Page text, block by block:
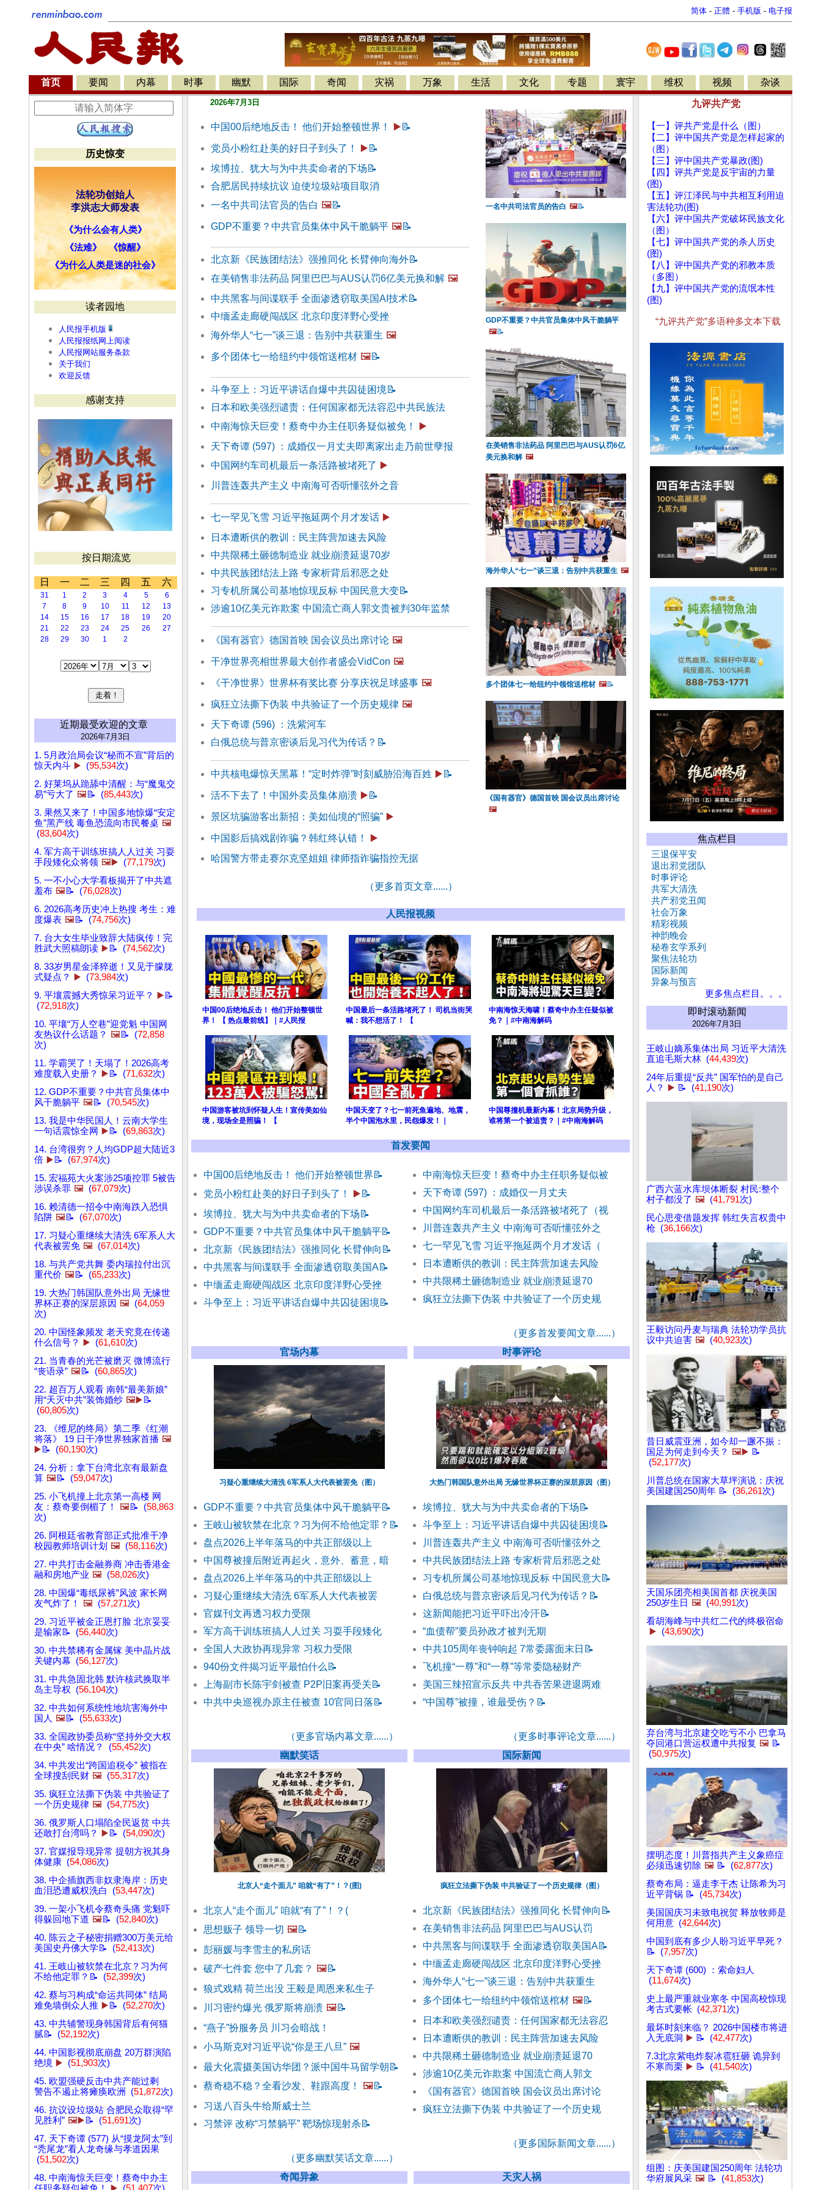
简体 - 正體 - 手机版 - 电子报
首页 要闻 内幕 时事 幽默 国际 奇闻 灾祸 万象 生活 文化 专题 寰宇 维权 视频 杂谈
历史惊变
法轮功创始人
李洪志大师发表
《为什么会有人类》
《法难》
《惊醒》
《为什么人类是迷的社会》
读者园地
人民报手机版
人民报报纸网上阅读
人民报网站服务条款
关于我们
欢迎反馈
感谢支持
按日期流览
日 一 二 三 四 五 六
31 1 2 3 4 5
6
7
8 9 10 11 12
13
14
15 16 17 18 19
20
21
22 23 24 25 26
27
28
29 30 1 2
近期最受欢迎的文章
2026年7月3日
1. 5月政治局会议“秘而不宣”背后的
惊天内斗 ▶️ (95,534次)
2. 好莱坞从跪舔中清醒：与“魔鬼交
易”亏大了 🖼️📝 (85,443次)
3. 果然又来了！中国多地惊爆“安定
鱼”黑产线 毒鱼恐流向市民餐桌 🖼️
(83,604次)
4. 军方高干训练班搞人人过关 习耍
手段矮化众将领 🖼️▶️ (77,179次)
5. 一不小心大学看板揭开了中共遮
羞布 🖼️📝 (76,028次)
6. 2026高考历史冲上热搜 考生：难
度爆表 🖼️📝 (74,756次)
7. 台大女生毕业致辞大陆疯传！完
胜武大照稿朗读 ▶️📝 (74,562次)
8. 33岁男星金泽猝逝！又见于朦胧
式疑点？
▶️ (73,984次)
9. 平壤震撼大秀惊呆习近平？
▶️📝
(72,918次)
10. 平壤“万人空巷”迎党魁 中国网
友热议什么话题？ 🖼️📝 (72,858
次)
11. 学霸哭了！天塌了！2026高考
难度载入史册？
▶️📝 (71,632次)
12. GDP不重要？中共官员集体中
风干脆躺平 🖼️📝 (70,545次)
13. 我是中华民国人！云南大学生
一句话震惊全网 ▶️📝 (69,863次)
14. 台湾很穷？人均GDP超大陆近3
倍 ▶️📝 (67,974次)
15. 宏福苑大火案涉25项控罪 5被告
涉误杀罪 🖼️ (67,079次)
16. 赖清德一招令中南海跌入恐惧
陷阱 🖼️📝 (67,070次)
17. 习疑心重继续大清洗 6军系人大
代表被罢免 🖼️ (67,014次)
18. 与共产党共舞 委内瑞拉付出沉
重代价 🖼️📝 (65,233次)
19. 大热门韩国队意外出局 无缘世
界杯正赛的深层原因 🖼️ (64,059
次)
20. 中国怪象频发 老天究竟在传递
什么信号？
▶️ (61,610次)
21. 当青春的光芒被磨灭 微博流行
“丧语录” 🖼️📝 (60,865次)
22. 超百万人观看 南韩“最美新娘”
用“天灭中共”装饰婚纱 🖼️▶️📝
(60,805次)
23. 《维尼的终局》第二季《红潮
将落》 19 日干净世界独家首播 🖼️
▶️📝 (60,190次)
24. 分析：拿下台湾北京有最新盘
算 🖼️📝 (59,047次)
25. 小飞机撞上北京第一高楼 网
友：蔡奇要倒楣了！
🖼️📝 (58,863
次)
26. 阿根廷省教育部正式批准干净
校园教师培训计划 🖼️ (58,116次)
27. 中共打击金融券商 冲击香港金
融和房地产业 🖼️ (58,026次)
28. 中国爆“毒纸尿裤”风波 家长网
友气炸了！
🖼️ (57,271次)
29. 习近平被金正恩打脸 北京妥妥
是输家📝 (56,440次)
30. 中共禁稀有金属镓 美中晶片战
关键内幕 (56,127次)
31. 中共急固北韩 默许核武换取半
岛主导权 (56,104次)
32. 中共如何系统性地坑害海外中
国人 🖼️📝 (55,633次)
33. 全国政协委员称“坚持外交大权
在中央” 啥情况？ (55,452次)
34. 中共发出“跨国追税令” 被指在
全球搜刮民财 🖼️ (55,317次)
35. 疯狂立法撕下伪装 中共验证了
一个历史规律 🖼️ (54,775次)
36. 俄罗斯人口塌陷全民返贫 中共
还敢打台湾吗？
▶️📝 (54,090次)
37. 官媒报导现异常 提朝方祝其身
体健康 (54,086次)
38. 中企插旗西非奴隶海岸：历史
血泪恐遭威权洗白 (53,447次)
39. 一架小飞机令蔡奇头痛 党魁吓
得躲回地下道 🖼️📝 (52,840次)
40. 陈云之子秘密捐赠300万美元给
美国史丹佛大学📝 (52,413次)
41. 王岐山被软禁在北京？习为何
不给他定罪？📝 (52,399次)
42. 蔡与习构成“命运共同体” 结局
难免墙倒众人推 ▶️📝 (52,270次)
43. 中共辅警现身韩国背后有何猫
腻📝 (52,192次)
44. 中国影视彻底崩盘 20万群演陷
绝境 ▶️ (51,903次)
45. 欧盟强硬反击中共产能过剩
警告不遏止将瘫痪欧洲 (51,872次)
46. 抗议设垃圾站 合肥民众取得“罕
见胜利” 🖼️▶️📝 (51,691次)
47. 天下奇谭 (577) 从“摸龙阿太”到
“秃尾龙”看人龙奇缘与孝道因果
(51,502次)
48. 中南海惊天巨变！蔡奇中办主
2026年7月3日
中国00后绝地反击！ 他们开始整顿世界！ ▶️ 📝
党员小粉红赴美的好日子到头了！ ▶️ 📝
埃博拉、犹大与为中共卖命者的下场 📝
合肥居民持续抗议 迫使垃圾站项目取消
一名中共司法官员的告白 🖼️📝
GDP不重要？中共官员集体中风干脆躺平 🖼️📝
北京新《民族团结法》强推同化 长臂伸向海外📝
在美销售非法药品 阿里巴巴与AUS认罚6亿美元换和解 🖼️
中共黑客与间谍联手 全面渗透窃取美国AI技术📝
中缅孟走廊硬闯战区 北京印度洋野心受挫
海外华人“七一”谈三退：告别中共获重生 🖼️
多个团体七一给纽约中领馆送棺材 🖼️📝
斗争至上：习近平讲话自爆中共囚徒困境 📝
日本和欧美强烈谴责：任何国家都无法容忍中共民族法
中南海惊天巨变！蔡奇中办主任职务疑似被免！
▶️
天下奇谭 (597) ：成婚仅一月丈夫即离家出走乃前世孽报
中国网约车司机最后一条活路被堵死了 ▶️
川普连轰共产主义 中南海可否听懂弦外之音
七一罕见飞雪 习近平拖延两个月才发话 ▶️
日本遭断供的教训：民主阵营加速去风险
中共限稀土砸德制造业 就业崩溃延退70岁
中共民族团结法上路 专家析背后邪恶之处
习专机所属公司基地惊现反标 中国民意大变📝
涉逾10亿美元诈欺案 中国流亡商人郭文贵被判30年监禁
《国有器官》德国首映 国会议员出席讨论 🖼️
干净世界亮相世界最大创作者盛会VidCon 🖼️
《干净世界》世界杯有奖比赛 分享庆祝足球盛事 🖼️
疯狂立法撕下伪装 中共验证了一个历史规律 🖼️
天下奇谭 (596) ：洗紫河车
白俄总统与普京密谈后见习代为传话？ 📝
中共核电爆惊天黑幕！“定时炸弹”时刻威胁沿海百姓 ▶️ 📝
活不下去了！中国外卖员集体崩溃 ▶️ 📝
景区坑骗游客出新招：美如仙境的“照骗” ▶️
中国影后搞戏剧诈骗？韩红终认错！
▶️
哈国警方带走赛尔克坚姐姐 律师指诈骗指控无据
（更多首页文章......）
一名中共司法官员的告白 🖼️📝
GDP不重要？中共官员集体中风干脆躺平
🖼️📝
在美销售非法药品 阿里巴巴与AUS认罚6亿
美元换和解 🖼️
海外华人“七一”谈三退：告别中共获重生 🖼️
多个团体七一给纽约中领馆送棺材 🖼️📝
《国有器官》德国首映 国会议员出席讨论
🖼️
人民报视频
中国00后绝地反击！ 他们开始整顿世
界！ 【 热点最前线】｜#人民报
中国最后一条活路堵死了！ 司机当街哭
喊：我不想活了！ 【
中南海惊天海啸！蔡奇中办主任疑似被
免？｜#中南海解码
中国游客被坑到怀疑人生！宣传美如仙
境，现场全是照骗！ 【
中国天变了？七一前死鱼遍地、地震，
半个中国泡水里，民怨爆发！｜
中国尊撞机最新内幕！北京局势升级，
谁将第一个被追责？｜#中南海解码
首发要闻
中国00后绝地反击！ 他们开始整顿世界 📝
党员小粉红赴美的好日子到头了！
▶️ 📝
埃博拉、犹大与为中共卖命者的下场 📝
GDP不重要？中共官员集体中风干脆躺平📝
北京新《民族团结法》强推同化 长臂伸向 📝
中共黑客与间谍联手 全面渗透窃取美国A📝
中缅孟走廊硬闯战区 北京印度洋野心受挫
斗争至上：习近平讲话自爆中共囚徒困境 📝
中南海惊天巨变！蔡奇中办主任职务疑似被
天下奇谭 (597) ：成婚仅一月丈夫
中国网约车司机最后一条活路被堵死了（视
川普连轰共产主义 中南海可否听懂弦外之
七一罕见飞雪 习近平拖延两个月才发话（
日本遭断供的教训：民主阵营加速去风险
中共限稀土砸德制造业 就业崩溃延退70
疯狂立法撕下伪装 中共验证了一个历史规
（更多首发要闻文章......）
官场内幕
习疑心重继续大清洗 6军系人大代表被罢免（图）
GDP不重要？中共官员集体中风干脆躺平📝
王岐山被软禁在北京？习为何不给他定罪？ 📝
盘点2026上半年落马的中共正部级以上
中国尊被撞后附近再起火，意外、蓄意，暗
盘点2026上半年落马的中共正部级以上
习疑心重继续大清洗 6军系人大代表被罢
官媒刊文再透习权力受限
军方高干训练班搞人人过关 习耍手段矮化
全国人大政协再现异常 习权力受限
940份文件揭习近平最怕什么 📝
上海副市长陈宇剑被查 P2P旧案再受关 📝
中共中央巡视办原主任被查 10官同日落 📝
（更多官场内幕文章......）
时事评论
大热门韩国队意外出局 无缘世界杯正赛的深层原因（图）
埃博拉、犹大与为中共卖命者的下场 📝
斗争至上：习近平讲话自爆中共囚徒困境 📝
川普连轰共产主义 中南海可否听懂弦外之
中共民族团结法上路 专家析背后邪恶之处
习专机所属公司基地惊现反标 中国民意大 📝
白俄总统与普京密谈后见习代为传话？ 📝
这新闻能把习近平吓出冷汗📝
“血债帮”要员孙政才被判无期
中共105周年丧钟响起 7常委露面末日 📝
飞机撞“一尊”和“一尊”等常委隐秘财产
美国三辣招宣示反共 中共吞苦果进退两难
“中国尊”被撞，谁最受伤？ 📝
（更多时事评论文章......）
幽默笑话
北京人“走个面儿” 咱就“有了”！？(图)
北京人“走个面儿” 咱就“有了”！？(
思想贩子 领导一切 🖼️📝
彭丽媛与李雪主的私房话
破产七件套 您中了几套？ 🖼️📝
狼式戏精 荷兰出没 王毅是周恩来私生子
川习密约爆光 俄罗斯将崩溃 🖼️📝
“燕子”扮服务员 川习会暗战！
小马斯克对习近平说“你是王八旦” 🖼️
最大化震摄美国访华团？派中国牛马留学朝 📝
蔡奇稳不稳？全看沙发、鞋跟高度！
🖼️📝
习送八百头牛给斯威士兰
习禁评 改称“习禁躺平” 靶场惊现射杀📝
（更多幽默笑话文章......）
国际新闻
疯狂立法撕下伪装 中共验证了一个历史规律（图）
北京新《民族团结法》强推同化 长臂伸向 📝
在美销售非法药品 阿里巴巴与AUS认罚
中共黑客与间谍联手 全面渗透窃取美国A📝
中缅孟走廊硬闯战区 北京印度洋野心受挫
海外华人“七一”谈三退：告别中共获重生
多个团体七一给纽约中领馆送棺材 🖼️📝
日本和欧美强烈谴责：任何国家都无法容忍
日本遭断供的教训：民主阵营加速去风险
中共限稀土砸德制造业 就业崩溃延退70
涉逾10亿美元诈欺案 中国流亡商人郭文
《国有器官》德国首映 国会议员出席讨论
疯狂立法撕下伪装 中共验证了一个历史规
（更多国际新闻文章......）
奇闻异象 天灾人祸
九评共产党
【一】评共产党是什么（图）
【二】评中国共产党是怎样起家的
（图）
【三】评中国共产党暴政(图)
【四】评共产党是反宇宙的力量
(图)
【五】评江泽民与中共相互利用迫
害法轮功(图)
【六】评中国共产党破坏民族文化
（图）
【七】评中国共产党的杀人历史
(图)
【八】评中国共产党的邪教本质
（多图）
【九】评中国共产党的流氓本性
(图)
“九评共产党”多语种多文本下载
焦点栏目
三退保平安
退出邪党团队
时事评论
共军大清洗
共产邪党丑闻
社会万象
精彩视频
神韵晚会
秘卷玄学系列
聚焦法轮功
国际新闻
异象与预言
更多焦点栏目。。。
即时滚动新闻
2026年7月3日
王岐山嫡系集体出局 习近平大清洗
直追毛斯大林 (44,439次)
24年后重提“反共” 国军怕的是自己
人？
▶️ 📝 (41,190次)
广西六蓝水库坝体断裂 村民:整个
村子都没了 🖼️ (41,791次)
民心思变借题发挥 韩红失言权贵中
枪 (36,166次)
王毅访问丹麦与瑞典 法轮功学员抗
议中共迫害 🖼️ (40,923次)
昔日威震亚洲，如今却一蹶不振：
国足为何走到今天？ 🖼️▶️ 📝
(52,177次)
川普总统在国家大草坪演说：庆祝
美国建国250周年 📝 (36,261次)
天国乐团亮相美国首都 庆祝美国
250岁生日 🖼️ (40,991次)
看胡海峰与中共红二代的终极宿命
▶️ (43,690次)
弃台湾与北京建交吃亏不小 巴拿马
夺回港口营运权遭中共报复 🖼️ 📝
(50,975次)
摆明态度！川普指共产主义象癌症
必须迅速切除 🖼️ 📝 (62,877次)
蔡奇布局：逼走李干杰 让陈希为习
近平背锅 📝 (45,734次)
美国国庆习未致电祝贺 释放牧师是
何用意 (42,644次)
中国到底有多少人盼习近平早死？
📝 (7,957次)
天下奇谭 (600) ：索命妇人
(11,674次)
史上最严重就业寒冬 中国高校惊现
考古式要帐 (42,371次)
最坏时刻来临？ 2026中国楼市将进
入无底洞 ▶️ 📝 (42,477次)
7.3北京紫电炸裂冰雹狂砸 诡异到
不寒而栗 ▶️ 📝 (41,540次)
组图：庆美国建国250周年 法轮功
华府展风采 🖼️ 📝 (41,853次)